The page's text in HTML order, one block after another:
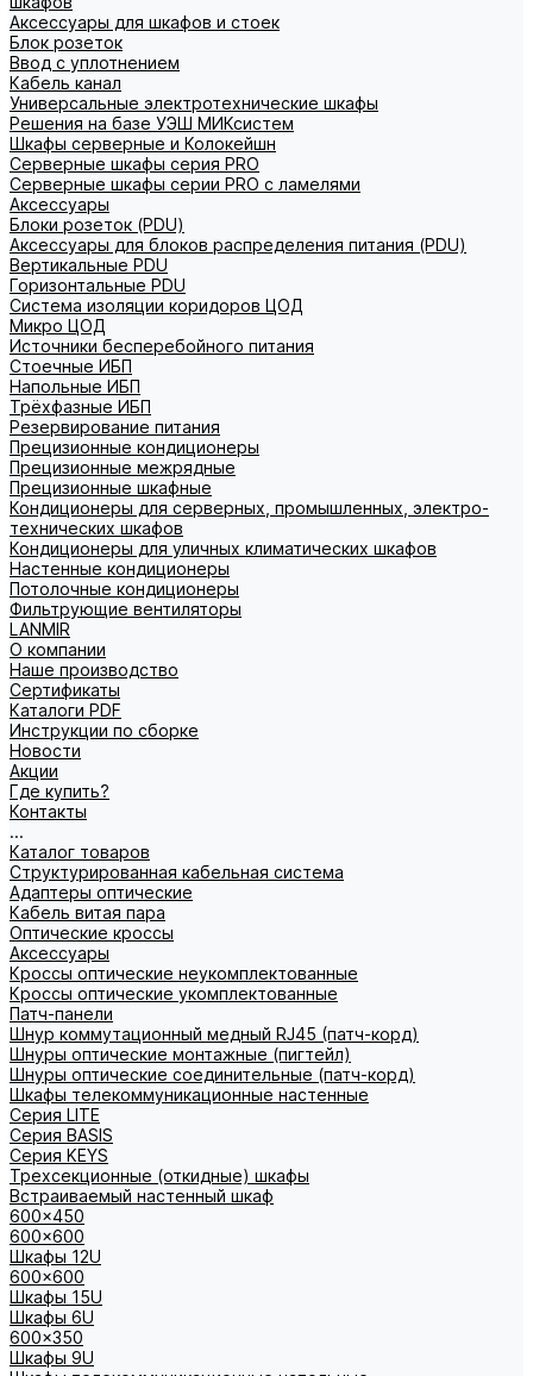
Аксессуары для шкафов и стоек
Блок розеток
Ввод с уплотнением
Кабель канал
Универсальные электротехнические шкафы
Решения на базе УЭШ МИКсистем
Шкафы серверные и Колокейшн
Серверные шкафы серия PRO
Серверные шкафы серии PRO с ламелями
Аксессуары
Блоки розеток (PDU)
Аксессуары для блоков распределения питания (PDU)
Вертикальные PDU
Горизонтальные PDU
Система изоляции коридоров ЦОД
Микро ЦОД
Источники бесперебойного питания
Стоечные ИБП
Напольные ИБП
Трёхфазные ИБП
Резервирование питания
Прецизионные кондиционеры
Прецизионные межрядные
Прецизионные шкафные
Кондиционеры для серверных, промышленных, электро-
технических шкафов
Кондиционеры для уличных климатических шкафов
Настенные кондиционеры
Потолочные кондиционеры
Фильтрующие вентиляторы
LANMIR
О компании
Наше производство
Сертификаты
Каталоги PDF
Инструкции по сборке
Новости
Акции
Где купить?
Контакты
...
Каталог товаров
Структурированная кабельная система
Адаптеры оптические
Кабель витая пара
Оптические кроссы
Аксессуары
Кроссы оптические неукомплектованные
Кроссы оптические укомплектованные
Патч-панели
Шнур коммутационный медный RJ45 (патч-корд)
Шнуры оптические монтажные (пигтейл)
Шнуры оптические соединительные (патч-корд)
Шкафы телекоммуникационные настенные
Cерия LITE
Cерия BASIS
Cерия KEYS
Трехсекционные (откидные) шкафы
Встраиваемый настенный шкаф
600x450
600x600
Шкафы 12U
600x600
Шкафы 15U
Шкафы 6U
600x350
Шкафы 9U